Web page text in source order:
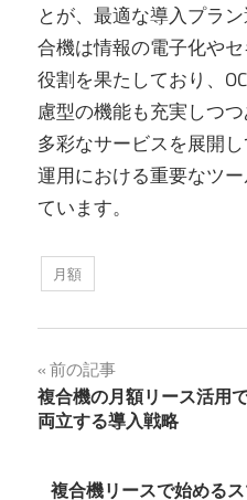
とが、最適な導入プラ
合機は情報の電子化や
役割を果たしており、
慮型の機能も充実しつ
多彩なサービスを展開
運用における重要なツ
ています。
月額
投
稿
前の記事
複合機の月額リース活用
両立する導入戦略
複合機リースで始める